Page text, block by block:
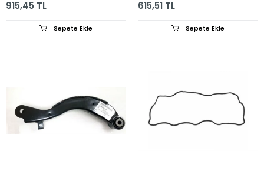
915,45 TL
Sepete Ekle
615,51 TL
Sepete Ekle